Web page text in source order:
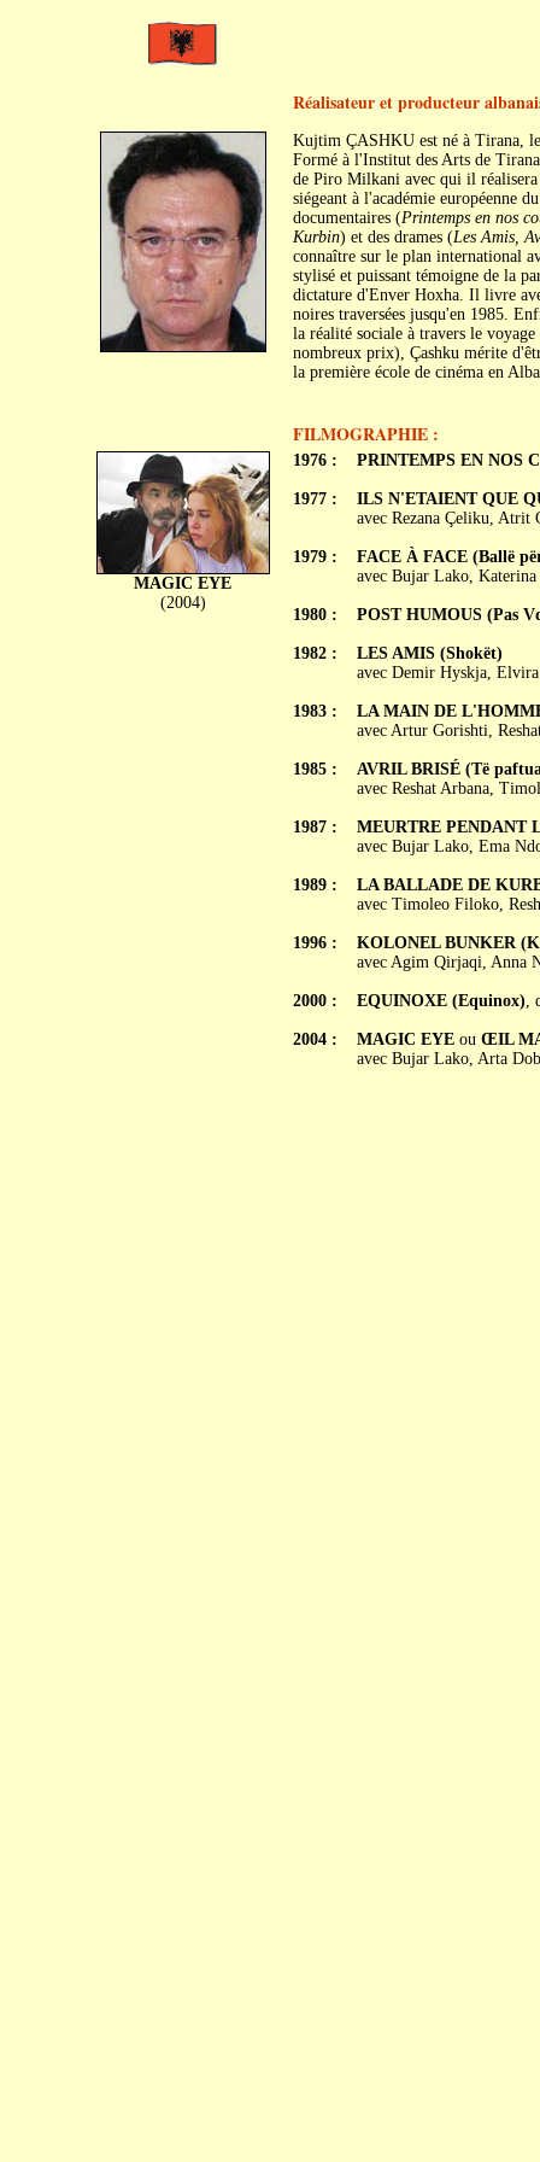
Réalisateur et producteur
Kujtim ÇASHKU est né à Tirana,
Formé à l'Institut des Arts de
de Piro Milkani avec qui il
siégeant à l'académie européenne
documentaires (Printemps en nos
Kurbin) et des drames (Les Amis,
connaître sur le plan international
stylisé et puissant témoigne de la
dictature d'Enver Hoxha. Il livre
noires traversées jusqu'en 1985.
la réalité sociale à travers le
nombreux prix), Çashku mérite
la première école de cinéma en
FILMOGRAPHIE :
MAGIC EYE
(2004)
1976 :
1977 :
1979 :
1980 :
1982 :
1983 :
1985 :
1987 :
1989 :
1996 :
2000 :
2004 :
PRINTEMPS EN NOS
ILS N'ETAIENT QUE
avec Rezana Çeliku, Atrit
FACE À FACE (Ballë
avec Bujar Lako,
POST HUMOUS (Pas
LES AMIS (Shokët)
avec Demir Hyskja,
LA MAIN DE
avec Artur Gorishti,
AVRIL BRISÉ (Të
avec Reshat Arbana,
MEURTRE PENDANT
avec Bujar Lako, Ema
LA BALLADE DE
avec Timoleo Filoko,
KOLONEL BUNKER
avec Agim Qirjaqi, Anna
EQUINOXE (Equinox),
MAGIC EYEou ŒIL
avec Bujar Lako, Arta